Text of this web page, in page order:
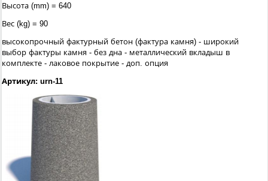
Высота (mm) = 640
Вес (kg) = 90
высокопрочный фактурный бетон (фактура камня) - широкий
выбор фактуры камня - без дна - металлический вкладыш в
комплекте - лаковое покрытие - доп. опция
Артикул: urn-11